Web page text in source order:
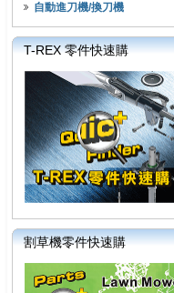
自動進刀機/換刀機
T-REX 零件快速購
割草機零件快速購